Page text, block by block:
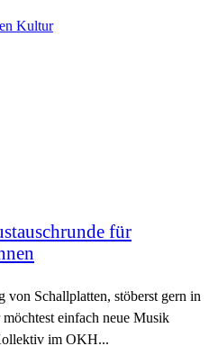
Kultur
für
Schallplatten, stöberst gern in
einfach neue Musik
im OKH...